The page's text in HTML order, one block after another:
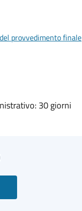
provvedimento finale
30 giorni